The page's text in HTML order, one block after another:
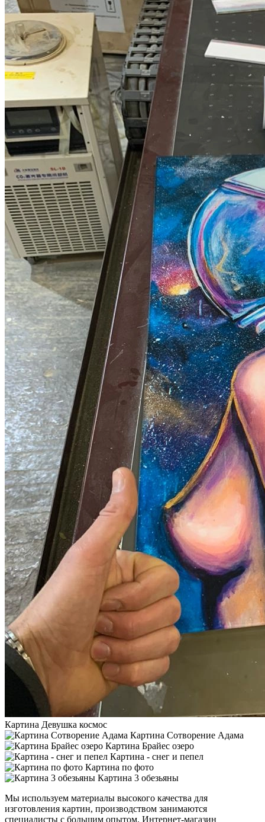
Картина Девушка космос
Картина Сотворение Адама
Картина Брайес озеро
Картина - снег и пепел
Картина по фото
Картина 3 обезьяны
Мы используем материалы высокого качества для
изготовления картин, производством занимаются
специалисты с большим опытом. Интернет-магазин